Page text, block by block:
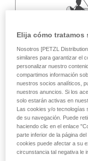
Elija cómo tratamos
Nosotros [PETZL
similares para garantizar el
personalizar nuestro
compartimos información
nuestros socios analíticos,
nuestros anuncios. Si los
solo estarán activas en
Las cookies y/o tecnologías
de su navegación. Puede
haciendo clic en el enlace
parte inferior de la página
cookies puede afectar a su
circunstancia tal negativa le